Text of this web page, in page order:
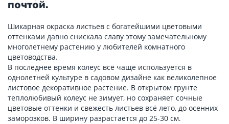
почтой.
Шикарная окраска листьев с богатейшими цветовыми
оттенками давно снискала славу этому замечательному
многолетнему растению у любителей комнатного
цветоводства.
В последнее время колеус всё чаще используется в
однолетней культуре в садовом дизайне как великолепное
листовое декоративное растение. В открытом грунте
теплолюбивый колеус не зимует, но сохраняет сочные
цветовые оттенки и свежесть листьев всё лето, до осенних
заморозков. В ширину разрастается до 25-30 см.